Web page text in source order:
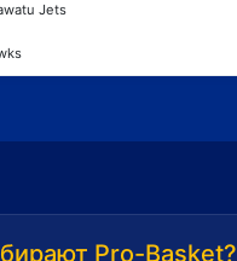
Jets
Pro-Basket?